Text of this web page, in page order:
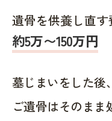
遺骨を供養し直す
約5万〜150万円
墓じまいをした後
ご遺骨はそのまま